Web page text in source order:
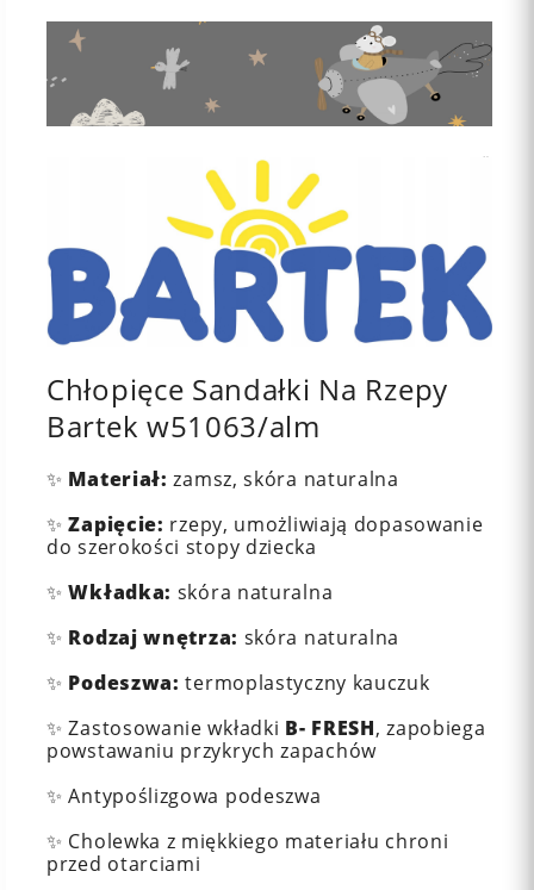
Chłopięce Sandałki Na Rzepy
Bartek w51063/alm
✨ Materiał: zamsz, skóra naturalna
✨Zapięcie: rzepy, umożliwiają dopasowanie
do szerokości stopy dziecka
✨Wkładka: skóra naturalna
✨ Rodzaj wnętrza: skóra naturalna
✨ Podeszwa: termoplastyczny kauczuk
✨ Zastosowanie wkładki B- FRESH, zapobiega
powstawaniu przykrych zapachów
✨ Antypoślizgowa podeszwa
✨ Cholewka z miękkiego materiału chroni
przed otarciami